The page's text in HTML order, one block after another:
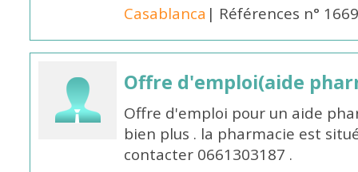
Casablanca | Références n°
Offre d'emploi(aide
Offre d'emploi pour un aide
bien plus . la pharmacie est
contacter 0661303187 .